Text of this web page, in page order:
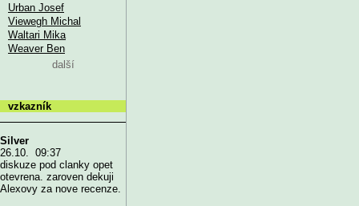
Urban Josef
Viewegh Michal
Waltari Mika
Weaver Ben
další
vzkazník
Silver
26.10. 09:37
diskuze pod clanky opet
otevrena. zaroven dekuji
Alexovy za nove recenze.